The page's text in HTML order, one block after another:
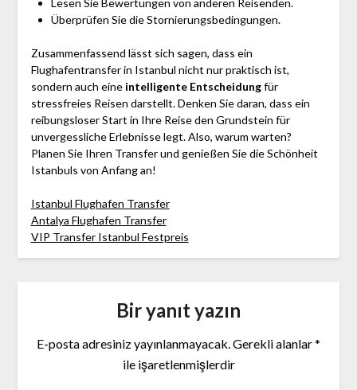
Lesen Sie Bewertungen von anderen Reisenden.
Überprüfen Sie die Stornierungsbedingungen.
Zusammenfassend lässt sich sagen, dass ein
Flughafentransfer in Istanbul nicht nur praktisch ist,
sondern auch eine intelligente Entscheidungfür
stressfreies Reisen darstellt. Denken Sie daran, dass ein
reibungsloser Start in Ihre Reise den Grundstein für
unvergessliche Erlebnisse legt. Also, warum warten?
Planen Sie Ihren Transfer und genießen Sie die Schönheit
Istanbuls von Anfang an!
Istanbul Flughafen Transfer
Antalya Flughafen Transfer
VIP Transfer Istanbul Festpreis
Bir yanıt yazın
E-posta adresiniz yayınlanmayacak.Gerekli alanlar*
ile işaretlenmişlerdir